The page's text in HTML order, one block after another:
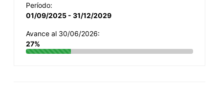
Período:
01/09/2025 - 31/12/2029
Avance al 30/06/2026:
27%